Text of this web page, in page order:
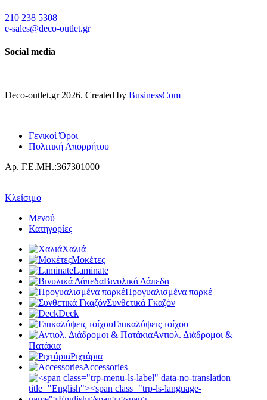
210 238 5308
e-sales@deco-outlet.gr
Social media
Deco-outlet.gr 2026. Created by BusinessCom
Γενικοί Όροι
Πολιτική Απορρήτου
Αρ. Γ.Ε.ΜΗ.:367301000
Κλείσιμο
Μενού
Κατηγορίες
Χαλιά
Μοκέτες
Laminate
Βινυλικά Δάπεδα
Προγυαλισμένα παρκέ
Συνθετικά Γκαζόν
Deck
Επικαλύψεις τοίχου
Αντιολ. Διάδρομοι &
Πατάκια
Ριχτάρια
Accessories